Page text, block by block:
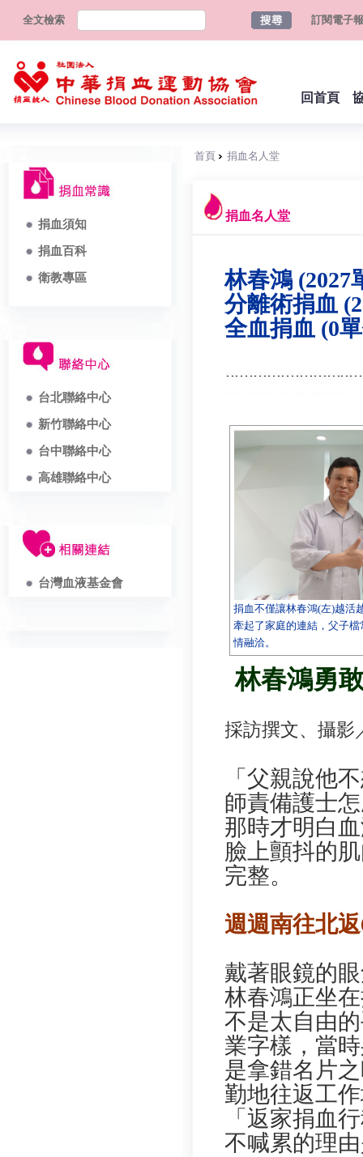
全文檢索 訂閱電子報
回首頁
捐血須知
捐血百科
衛教專區
台北聯絡中心
新竹聯絡中心
台中聯絡中心
高雄聯絡中心
台灣血液基金會
首頁 捐血名人堂
捐血名人堂
林春鴻 (2027
分離術捐血
全血捐血 (0
捐血不僅讓林春鴻(左)越活
牽起了家庭的連結，父子
情融洽。
林春鴻勇
採訪撰文、攝影
「父親說他
師責備護士
那時才明白
臉上顫抖的
完整。
週週南往北
戴著眼鏡的
林春鴻正坐
不是太自由
業字樣，當
是拿錯名片
勤地往返工
「返家捐血
不喊累的理